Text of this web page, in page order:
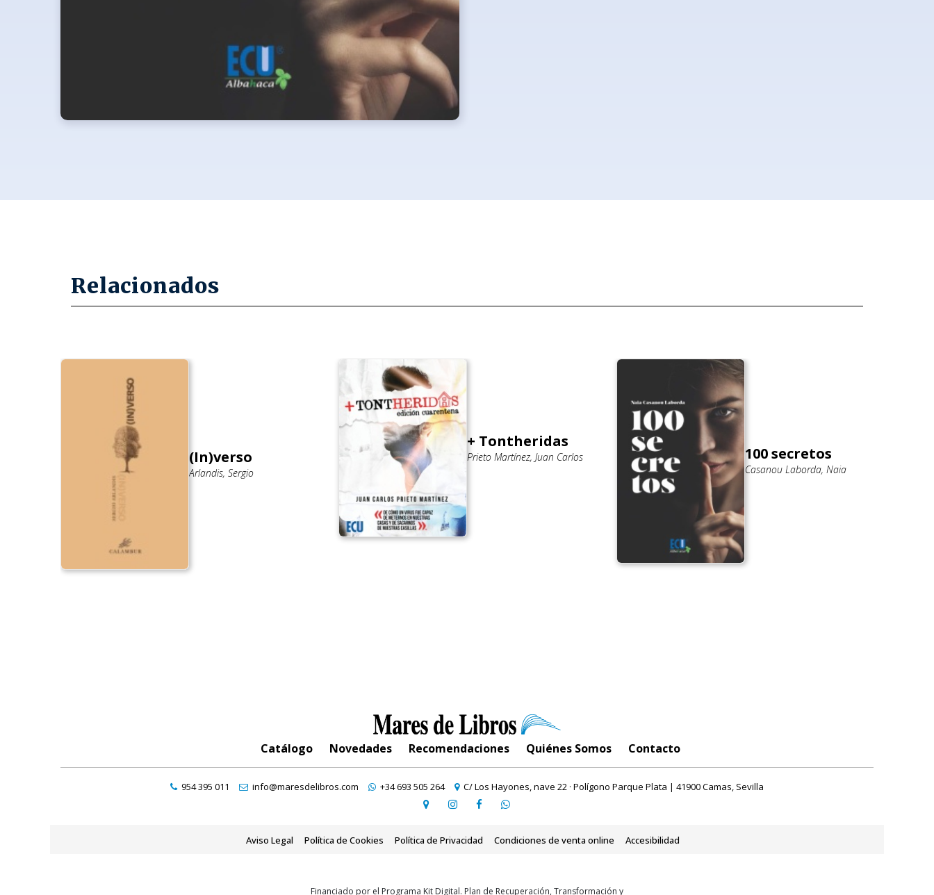
Relacionados
(In)verso
Arlandis, Sergio
+ Tontheridas
Prieto Martínez, Juan Carlos 100 secretos
Casanou Laborda, Naia
Catálogo Novedades Recomendaciones Quiénes Somos Contacto
954 395 011 info@maresdelibros.com +34 693 505 264 C/ Los Hayones, nave 22 · Polígono Parque Plata | 41900 Camas, Sevilla
Aviso Legal Política de Cookies Política de Privacidad Condiciones de venta online Accesibilidad
Financiado por el Programa Kit Digital. Plan de Recuperación, Transformación y